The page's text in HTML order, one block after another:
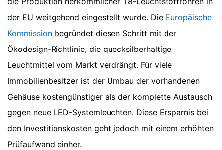
der EU weitgehend eingestellt wurde. Die Europäische
Kommission begründet diesen Schritt mit der
Ökodesign-Richtlinie, die quecksilberhaltige
Leuchtmittel vom Markt verdrängt. Für viele
Immobilienbesitzer ist der Umbau der vorhandenen
Gehäuse kostengünstiger als der komplette Austausch
gegen neue LED-Systemleuchten. Diese Ersparnis bei
den Investitionskosten geht jedoch mit einem erhöhten
Prüfaufwand einher.